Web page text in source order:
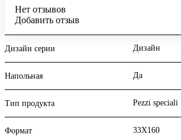
Нет отзывов
Добавить отзыв
Дизайн серии Дизайн
Напольная Да
Тип продукта Pezzi speciali
Формат 33X160